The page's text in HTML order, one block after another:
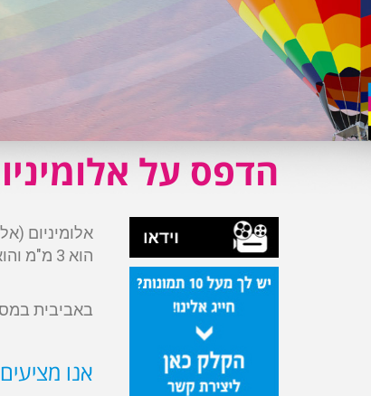
הדפס על
אלומיניום
הוא 3 מ"מ והוא מתאים לתמונות ולשלטים, לתנאי בית ולתנאי חוץ.
באביבית
אנו